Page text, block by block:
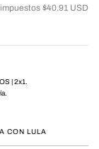
$40.91 USD
| 2x1.
CON LULA